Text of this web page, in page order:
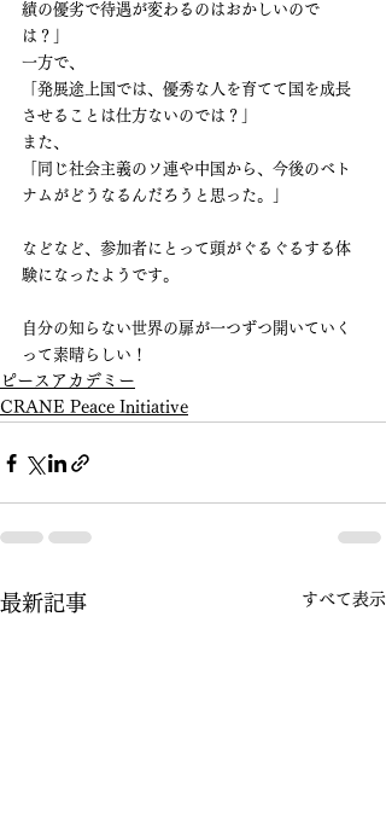
績の優劣で待遇が変わるのはおかしいので
は？」
一方で、
「発展途上国では、優秀な人を育てて国を成長
させることは仕方ないのでは？」
また、
「同じ社会主義のソ連や中国から、今後のベト
ナムがどうなるんだろうと思った。」
などなど、参加者にとって頭がぐるぐるする体
験になったようです。
自分の知らない世界の扉が一つずつ開いていく
って素晴らしい！
ピースアカデミー
CRANE Peace Initiative
最新記事 すべて表示